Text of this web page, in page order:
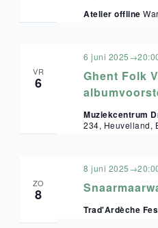
Atelier offline
VR
6
Ghent Folk
6 juni
Muziekcentrum
234, Heuvelland,
ZO
8
8 juni
Trad'Ardèche